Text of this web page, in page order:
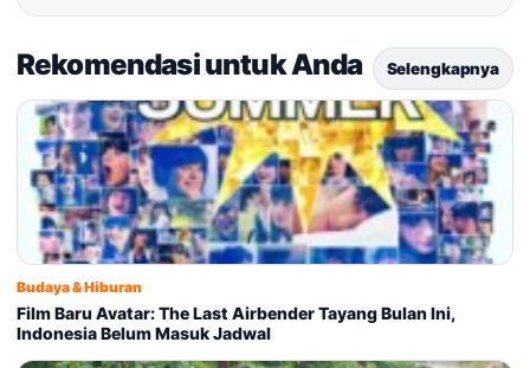
Rekomendasi untuk Anda Selengkapnya
Budaya & Hiburan
Film Baru Avatar: The Last Airbender Tayang Bulan Ini,
Indonesia Belum Masuk Jadwal